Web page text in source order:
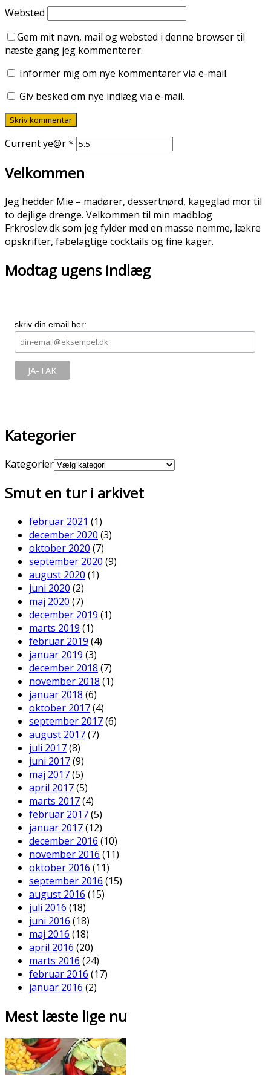
Websted
Gem mit navn, mail og websted i denne browser til
næste gang jeg kommenterer.
Informer mig om nye kommentarer via e-mail.
Giv besked om nye indlæg via e-mail.
Current ye@r*
Velkommen
Jeg hedder Mie – madører, dessertnørd, kageglad mor til
to dejlige drenge. Velkommen til min madblog
Frkroslev.dk som jeg fylder med en masse nemme, lækre
opskrifter, fabelagtige cocktails og fine kager.
Modtag ugens indlæg
skriv din email her:
Kategorier
Kategorier
Smut en tur i arkivet
februar 2021 (1)
december 2020 (3)
oktober 2020 (7)
september 2020 (9)
august 2020 (1)
juni 2020 (2)
maj 2020 (7)
december 2019 (1)
marts 2019 (1)
februar 2019 (4)
januar 2019 (3)
december 2018 (7)
november 2018 (1)
januar 2018 (6)
oktober 2017(4)
september 2017(6)
august 2017(7)
juli 2017(8)
juni 2017(9)
maj 2017(5)
april 2017(5)
marts 2017(4)
februar 2017(5)
januar 2017(12)
december 2016 (10)
november 2016 (11)
oktober 2016 (11)
september 2016 (15)
august 2016 (15)
juli 2016 (18)
juni 2016 (18)
maj 2016 (18)
april 2016 (20)
marts 2016 (24)
februar 2016 (17)
januar 2016 (2)
Mest læste lige nu